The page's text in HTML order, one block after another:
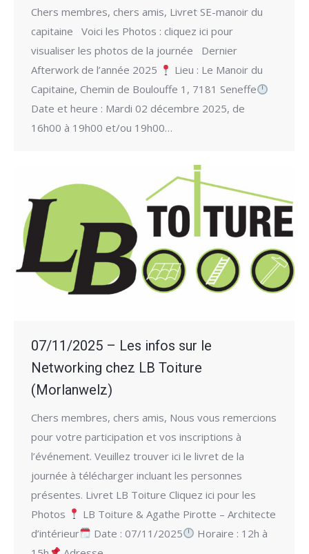
Chers membres, chers amis, Livret SE-manoir du
capitaine Voici les Photos : cliquez ici pour
visualiser les photos de la journée Dernier
Afterwork de l’année 2025
Lieu : Le Manoir du
Capitaine, Chemin de Boulouffe 1, 7181 Seneffe
Date et heure : Mardi 02 décembre 2025, de
16h00 à 19h00 et/ou 19h00…
07/11/2025 – Les infos sur le
Networking chez LB Toiture
(Morlanwelz)
Chers membres, chers amis, Nous vous remercions
pour votre participation et vos inscriptions à
l’événement. Veuillez trouver ici le livret de la
journée à télécharger incluant les personnes
présentes. Livret LB Toiture Cliquez ici pour les
Photos
LB Toiture & Agathe Pirotte – Architecte
d’intérieur
Date : 07/11/2025
Horaire : 12h à